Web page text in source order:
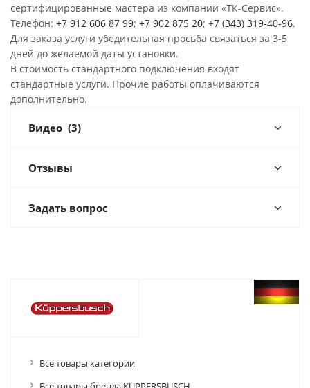
сертифицированные мастера из компании «ТК-Сервис».
Телефон: +7 912 606 87 99; +7 902 875 20; +7 (343) 319-40-96.
Для заказа услуги убедительная просьба связаться за 3-5
дней до желаемой даты установки.
В стоимость стандартного подключения входят
стандартные услуги. Прочие работы оплачиваются
дополнительно.
Видео (3)
Отзывы
Задать вопрос
Все товары категории